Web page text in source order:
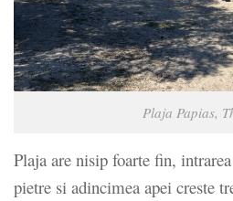
Plaja Papias,
Plaja are nisip foarte fin,
pietre si adincimea apei creste